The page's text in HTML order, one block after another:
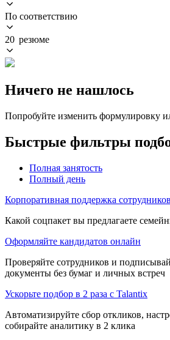
По соответствию
20 резюме
Ничего не нашлось
Попробуйте изменить формулировку
Быстрые фильтры
Полная занятость
Полный день
Корпоративная поддержка сотрудников
Какой соцпакет вы предлагаете
Оформляйте кандидатов онлайн
Проверяйте сотрудников и
документы без бумаг и личных встреч
Ускорьте подбор в 2 раза с Talantix
Автоматизируйте сбор откликов,
собирайте аналитику в 2 клика